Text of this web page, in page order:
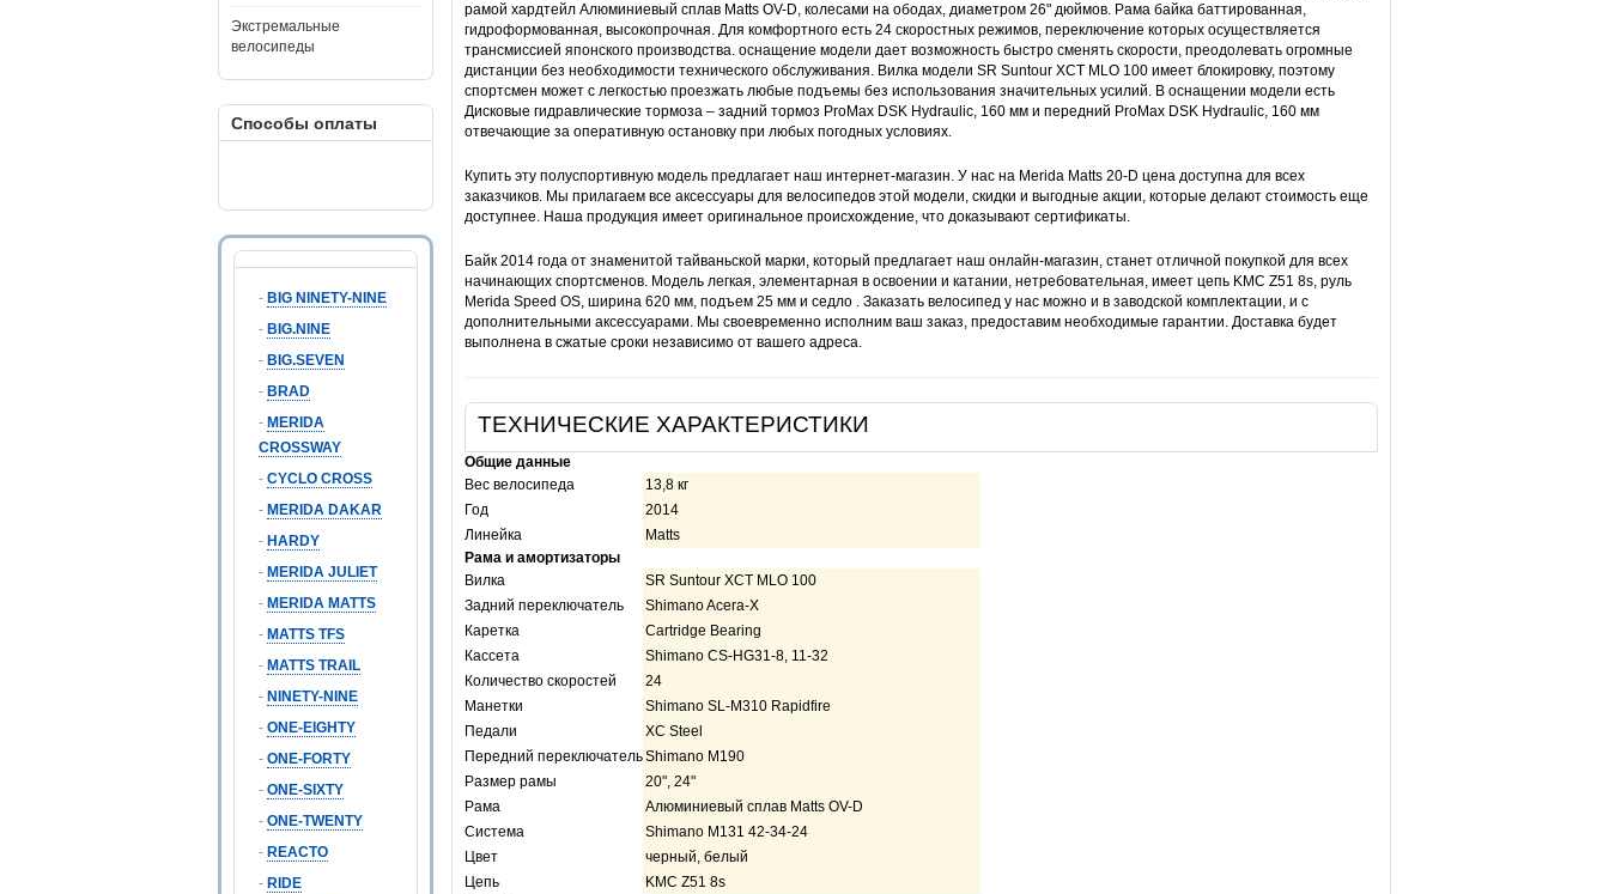
Экстремальные
велосипеды
Способы оплаты
- BIG NINETY-NINE
- BIG.NINE
- BIG.SEVEN
- BRAD
- MERIDA
CROSSWAY
- CYCLO CROSS
- MERIDA DAKAR
- HARDY
- MERIDA JULIET
- MERIDA MATTS
- MATTS TFS
- MATTS TRAIL
- NINETY-NINE
- ONE-EIGHTY
- ONE-FORTY
- ONE-SIXTY
- ONE-TWENTY
- REACTO
- RIDE
рамой хардтейл Алюминиевый сплав Matts OV-D, колесами на ободах, диаметром 26" дюймов. Рама байка баттированная,
гидроформованная, высокопрочная. Для комфортного есть 24 скоростных режимов, переключение которых осуществляется
трансмиссией японского производства. оснащение модели дает возможность быстро сменять скорости, преодолевать огромные
дистанции без необходимости технического обслуживания. Вилка модели SR Suntour XCT MLO 100 имеет блокировку, поэтому
спортсмен может с легкостью проезжать любые подъемы без использования значительных усилий. В оснащении модели есть
Дисковые гидравлические тормоза – задний тормоз ProMax DSK Hydraulic, 160 мм и передний ProMax DSK Hydraulic, 160 мм
отвечающие за оперативную остановку при любых погодных условиях.
Купить эту полуспортивную модель предлагает наш интернет-магазин. У нас на Merida Matts 20-D цена доступна для всех
заказчиков. Мы прилагаем все аксессуары для велосипедов этой модели, скидки и выгодные акции, которые делают стоимость еще
доступнее. Наша продукция имеет оригинальное происхождение, что доказывают сертификаты.
Байк 2014 года от знаменитой тайваньской марки, который предлагает наш онлайн-магазин, станет отличной покупкой для всех
начинающих спортсменов. Модель легкая, элементарная в освоении и катании, нетребовательная, имеет цепь KMC Z51 8s, руль
Merida Speed OS, ширина 620 мм, подъем 25 мм и седло . Заказать велосипед у нас можно и в заводской комплектации, и с
дополнительными аксессуарами. Мы своевременно исполним ваш заказ, предоставим необходимые гарантии. Доставка будет
выполнена в сжатые сроки независимо от вашего адреса.
ТЕХНИЧЕСКИЕ ХАРАКТЕРИСТИКИ
Общие данные
Вес велосипеда
13,8 кг
Год
2014
Линейка
Matts
Рама и амортизаторы
Вилка
SR Suntour XCT MLO 100
Задний переключатель
Shimano Acera-X
Каретка
Cartridge Bearing
Кассета
Shimano CS-HG31-8, 11-32
Количество скоростей
24
Манетки
Shimano SL-M310 Rapidfire
Педали
XC Steel
Передний переключательShimano M190
Размер рамы
20", 24"
Рама
Алюминиевый сплав Matts OV-D
Система
Shimano M131 42-34-24
Цвет
черный, белый
Цепь
KMC Z51 8s